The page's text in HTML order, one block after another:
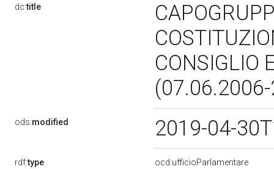
dc:title
CONSIGLIO
ods:modified 2019-04-
rdf:type
ocd:ufficioParlamentare